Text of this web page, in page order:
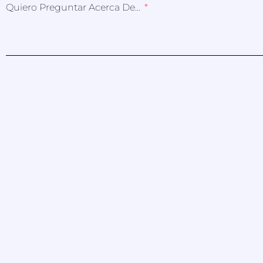
Quiero Preguntar Acerca De...